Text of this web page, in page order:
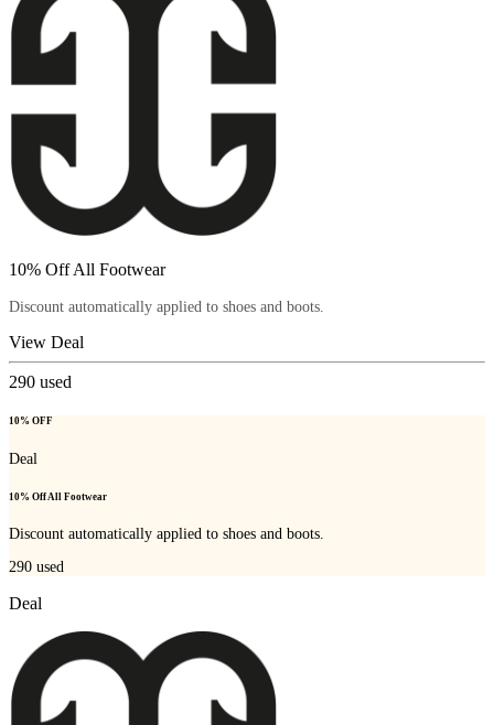
10% Off All Footwear
Discount automatically applied to shoes and boots.
View Deal
290 used
10% OFF
Deal
10% Off All Footwear
Discount automatically applied to shoes and boots.
290 used
Deal